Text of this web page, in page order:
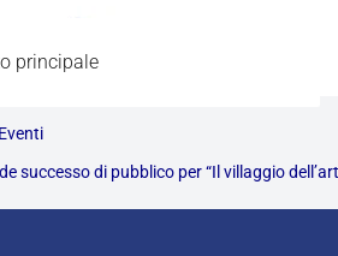
principale
successo di pubblico per “Il villaggio